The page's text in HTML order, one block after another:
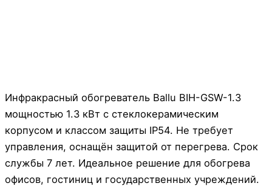
Инфракрасный обогреватель Ballu BIH-GSW-1.3
мощностью 1.3 кВт с стеклокерамическим
корпусом и классом защиты IP54. Не требует
управления, оснащён защитой от перегрева. Срок
службы 7 лет. Идеальное решение для обогрева
офисов, гостиниц и государственных учреждений.